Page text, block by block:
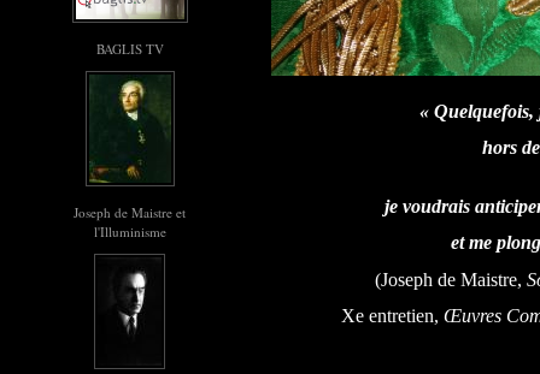
BAGLIS TV
Joseph de Maistre et
l'Illuminisme
« Quelquefois,
hors des limites
je voudrais
et me
(Joseph de Maistre,
Xe entretien, Œuvres